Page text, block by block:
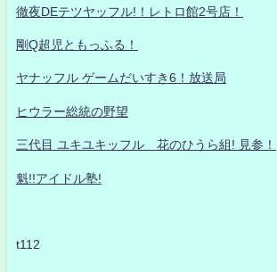
徹夜DEテツヤッフル!！レトロ館2号店！
剛Q超児ともっふる！
ヤナッフル ゲームだいすき6！放送局
ヒウラー総統の野望
三代目 ユキユキッフル 花のひうら組! 見参！
魁!!アイドル塾!
t112